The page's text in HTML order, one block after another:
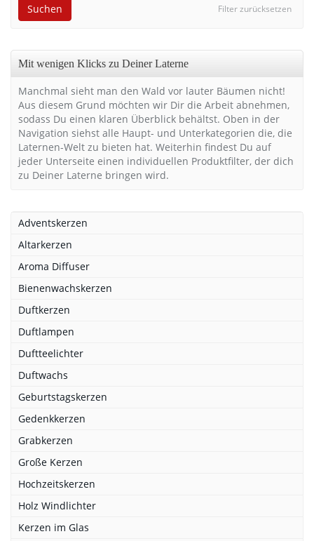
Filter zurücksetzen
Suchen
Mit wenigen Klicks zu Deiner Laterne
Manchmal sieht man den Wald vor lauter Bäumen nicht!
Aus diesem Grund möchten wir Dir die Arbeit abnehmen,
sodass Du einen klaren Überblick behältst. Oben in der
Navigation siehst alle Haupt- und Unterkategorien die, die
Laternen-Welt zu bieten hat. Weiterhin findest Du auf
jeder Unterseite einen individuellen Produktfilter, der dich
zu Deiner Laterne bringen wird.
Adventskerzen
Altarkerzen
Aroma Diffuser
Bienenwachskerzen
Duftkerzen
Duftlampen
Duftteelichter
Duftwachs
Geburtstagskerzen
Gedenkkerzen
Grabkerzen
Große Kerzen
Hochzeitskerzen
Holz Windlichter
Kerzen im Glas